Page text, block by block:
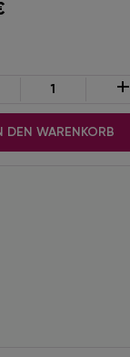
+
DEN WARENKORB